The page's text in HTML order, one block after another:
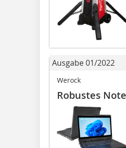
Ausgabe 01/2022
Werock
Robustes